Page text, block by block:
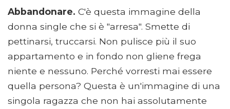
Abbandonare. C'è questa immagine della
donna single che si è "arresa". Smette di
pettinarsi, truccarsi. Non pulisce più il suo
appartamento e in fondo non gliene frega
niente e nessuno. Perché vorresti mai essere
quella persona? Questa è un'immagine di una
singola ragazza che non hai assolutamente